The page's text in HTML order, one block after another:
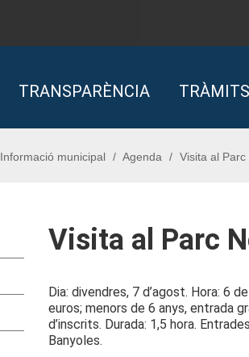
TRANSPARÈNCIA TRÀMITS
Informació municipal Agenda Visita al
Visita al Parc
Dia: divendres, 7 d’agost. Hora: 6
euros; menors de 6 anys, entrada
d’inscrits. Durada: 1,5 hora.
Banyoles.